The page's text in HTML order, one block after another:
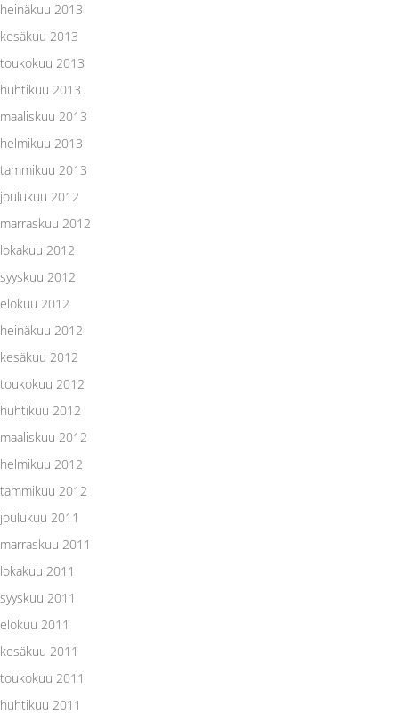
heinäkuu 2013
kesäkuu 2013
toukokuu 2013
huhtikuu 2013
maaliskuu 2013
helmikuu 2013
tammikuu 2013
joulukuu 2012
marraskuu 2012
lokakuu 2012
syyskuu 2012
elokuu 2012
heinäkuu 2012
kesäkuu 2012
toukokuu 2012
huhtikuu 2012
maaliskuu 2012
helmikuu 2012
tammikuu 2012
joulukuu 2011
marraskuu 2011
lokakuu 2011
syyskuu 2011
elokuu 2011
kesäkuu 2011
toukokuu 2011
huhtikuu 2011